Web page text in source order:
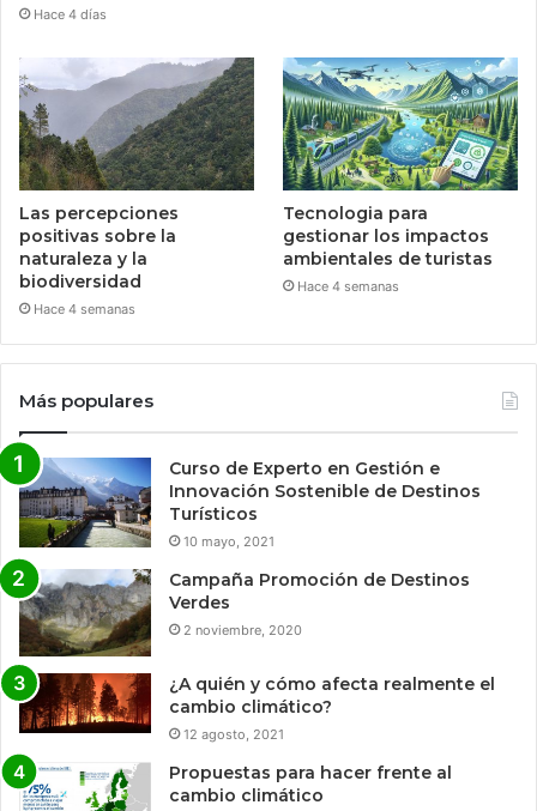
Hace 4 días
Las percepciones
positivas sobre la
naturaleza y la
biodiversidad
Hace 4 semanas
Tecnologia para
gestionar los impactos
ambientales de turistas
Hace 4 semanas
Más populares
Curso de Experto en Gestión e
Innovación Sostenible de Destinos
Turísticos
10 mayo, 2021
Campaña Promoción de Destinos
Verdes
2 noviembre, 2020
¿A quién y cómo afecta realmente el
cambio climático?
12 agosto, 2021
Propuestas para hacer frente al
cambio climático